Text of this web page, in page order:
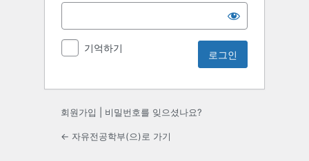
기억하기
회원가입 비밀번호를 잊으셨나요?
← 자유전공학부(으)로 가기